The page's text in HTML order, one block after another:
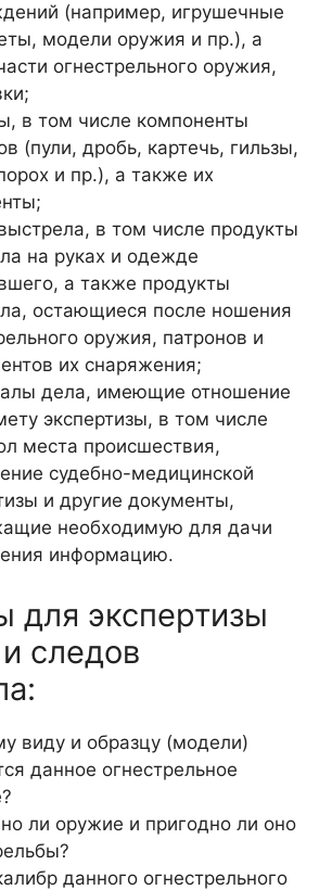
(например, игрушечные
модели оружия и пр.), а
огнестрельного оружия,
в том числе компоненты
(пули, дробь, картечь, гильзы,
и пр.), а также их
в том числе продукты
на руках и одежде
а также продукты
остающиеся после ношения
оружия, патронов и
их снаряжения;
дела, имеющие отношение
экспертизы, в том числе
места происшествия,
судебно-медицинской
и другие документы,
необходимую для дачи
информацию.
для экспертизы
следов
виду и образцу (модели)
данное огнестрельное
ли оружие и пригодно ли оно
данного огнестрельного